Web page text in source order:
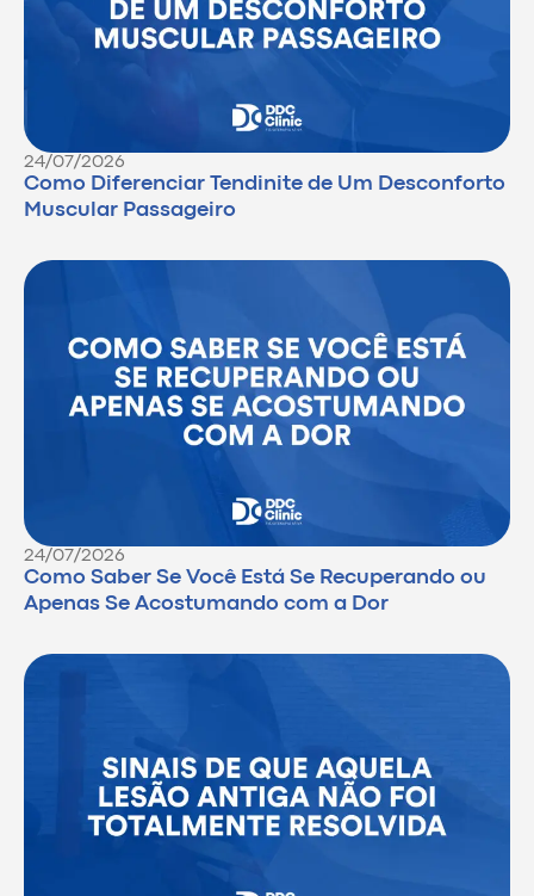
24/07/2026
Como Diferenciar Tendinite de Um Desconforto
Muscular Passageiro
24/07/2026
Como Saber Se Você Está Se Recuperando ou
Apenas Se Acostumando com a Dor